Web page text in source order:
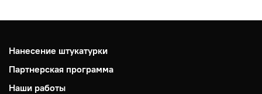
Нанесение штукатурки
Партнерская программа
Наши работы